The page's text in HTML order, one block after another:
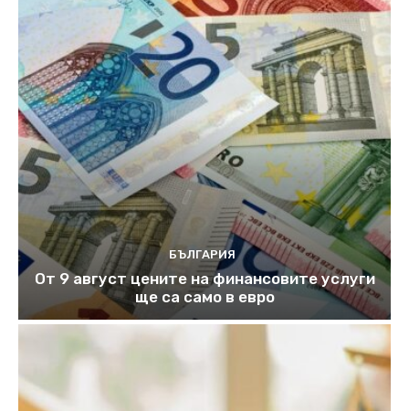
БЪЛГАРИЯ
От 9 август цените на финансовите услуги
ще са само в евро